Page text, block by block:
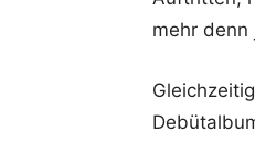
mehr denn